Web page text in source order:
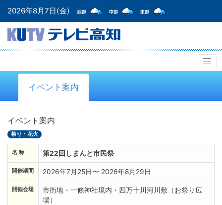
2026年8月7日(金)
イベント案内
イベント案内
祭り・花火
名 称 第22回しまんと市民祭
開催期間 2026年7月25日〜 2026年8月29日
開催会場
市街地・一條神社境内・四万十川河川敷（お祭り広
場）